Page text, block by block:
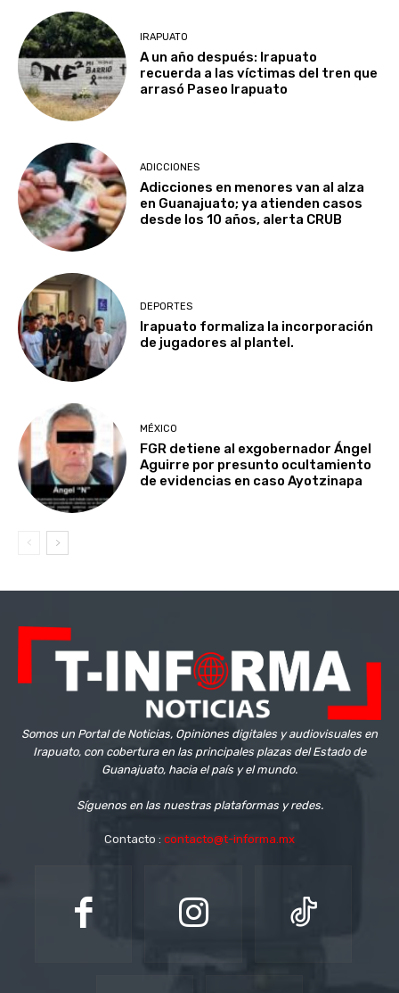
IRAPUATO
A un año después: Irapuato
recuerda a las víctimas del tren que
arrasó Paseo Irapuato
ADICCIONES
Adicciones en menores van al alza
en Guanajuato; ya atienden casos
desde los 10 años, alerta CRUB
DEPORTES
Irapuato formaliza la incorporación
de jugadores al plantel.
MÉXICO
FGR detiene al exgobernador Ángel
Aguirre por presunto ocultamiento
de evidencias en caso Ayotzinapa
Somos un Portal de Noticias, Opiniones digitales y audiovisuales en
Irapuato, con cobertura en las principales plazas del Estado de
Guanajuato, hacia el país y el mundo.
Síguenos en las nuestras plataformas y redes.
Contacto : contacto@t-informa.mx